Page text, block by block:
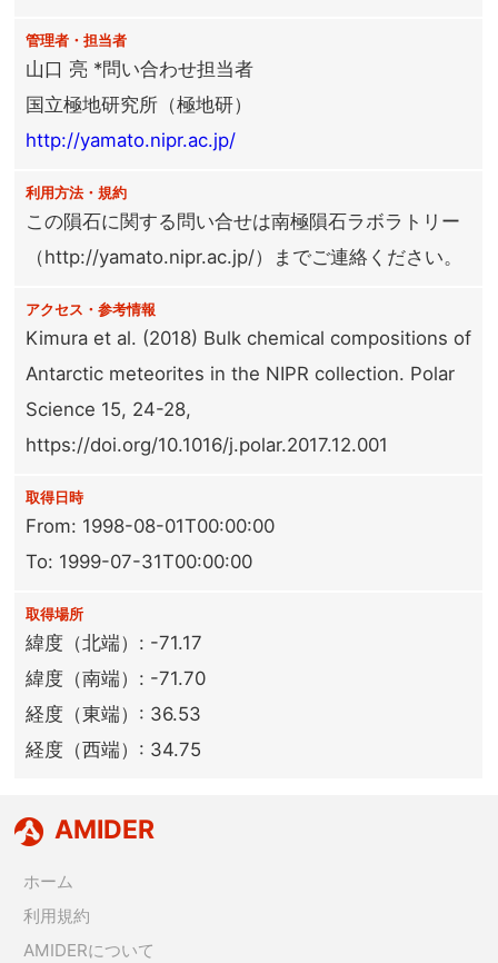
管理者・担当者
山口 亮 *問い合わせ担当者
国立極地研究所（極地研）
http://yamato.nipr.ac.jp/
利用方法・規約
この隕石に関する問い合せは南極隕石ラボラトリー
（http://yamato.nipr.ac.jp/）までご連絡ください。
アクセス・参考情報
Kimura et al. (2018) Bulk chemical compositions of
Antarctic meteorites in the NIPR collection. Polar
Science 15, 24-28,
https://doi.org/10.1016/j.polar.2017.12.001
取得日時
From: 1998-08-01T00:00:00
To: 1999-07-31T00:00:00
取得場所
緯度（北端）: -71.17
緯度（南端）: -71.70
経度（東端）: 36.53
経度（西端）: 34.75
AMIDER
ホーム
利用規約
AMIDERについて